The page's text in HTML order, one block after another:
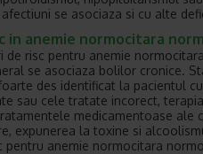
se asociaza si cu alte
in anemie normocitara
de risc pentru anemie
se asociaza bolilor cronice.
des identificat la pacientul
sau cele tratate incorect,
medicamentoase ale
expunerea la toxine si
pentru anemie normocitara